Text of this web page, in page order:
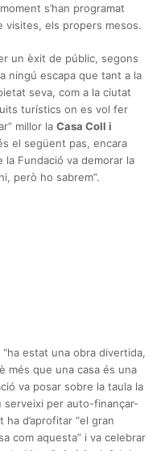
s’han programat
els propers mesos.
un èxit de públic, segons
ningú escapa que tant a la
seva, com a la ciutat
turístics on es vol fer
millor laCasa Coll i
el següent pas, encara
Fundació va demorar la
però ho sabrem”.
estat una obra divertida,
més que una casa és una
va posar sobre la taula la
serveixi per auto-finançar-
ha d’aprofitar “el gran
com aquesta” i va celebrar